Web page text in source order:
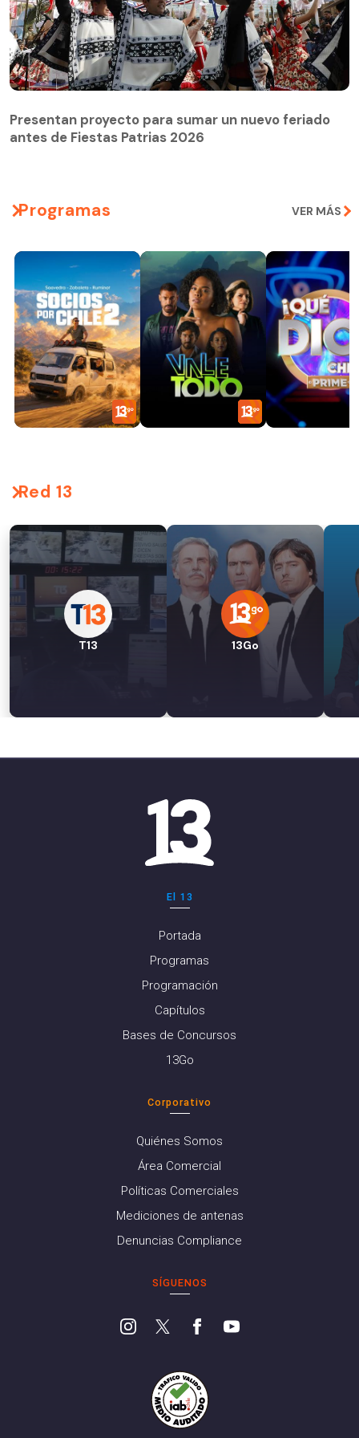
Presentan proyecto para sumar un nuevo feriado
antes de Fiestas Patrias 2026
Programas VER MÁS
Red 13
T13 13Go
El 13
Portada
Programas
Programación
Capítulos
Bases de Concursos
13Go
Corporativo
Quiénes Somos
Área Comercial
Políticas Comerciales
Mediciones de antenas
Denuncias Compliance
SÍGUENOS